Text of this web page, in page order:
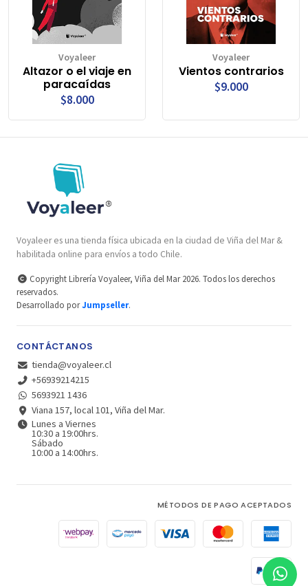
Voyaleer
Altazor o el viaje en
paracaídas
$8.000
Voyaleer
Vientos contrarios
$9.000
Voyaleer es una tienda física ubicada en la ciudad de Viña del Mar &
habilitada online para envíos a todo Chile.
Copyright Librería Voyaleer, Viña del Mar 2026. Todos los derechos
reservados.
Desarrollado porJumpseller.
CONTÁCTANOS
tienda@voyaleer.cl
+56939214215
5693921 1436
Viana 157, local 101, Viña del Mar.
Lunes a Viernes
10:30 a 19:00hrs.
Sábado
10:00 a 14:00hrs.
MÉTODOS DE PAGO ACEPTADOS